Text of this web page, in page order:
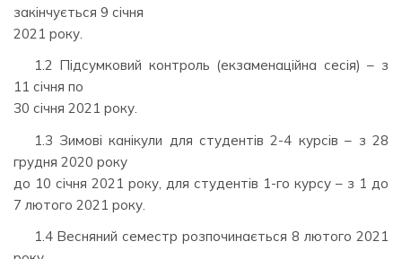
закінчується 9 січня
2021 року.
1.2 Підсумковий контроль (екзаменаційна сесія) – з
11 січня по
30 січня 2021 року.
1.3 Зимові канікули для студентів 2-4 курсів – з 28
грудня 2020 року
до 10 січня 2021 року, для студентів 1-го курсу – з 1 до
7 лютого 2021 року.
1.4 Весняний семестр розпочинається 8 лютого 2021